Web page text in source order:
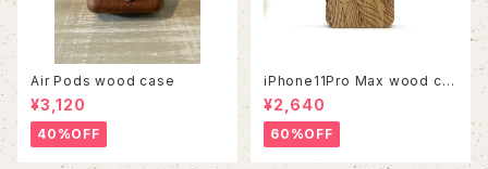
Air Pods wood case
¥3,120
40%OFF
iPhone11Pro Max wood ca
se
¥2,640
60%OFF